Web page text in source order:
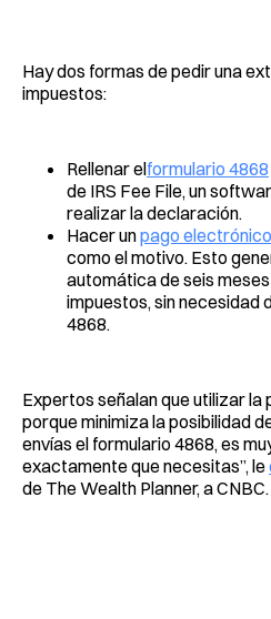
Hay dos formas de pedir una
impuestos:
Rellenar elformulario 4868
de IRS Fee File, un
realizar la declaración.
Hacer unpago electrónico
como el motivo. Esto
automática de seis
impuestos, sin necesidad
4868.
Expertos señalan que utilizar la
porque minimiza la posibilidad
envías el formulario 4868, es
exactamente que necesitas”, le
de The Wealth Planner, a CNBC.